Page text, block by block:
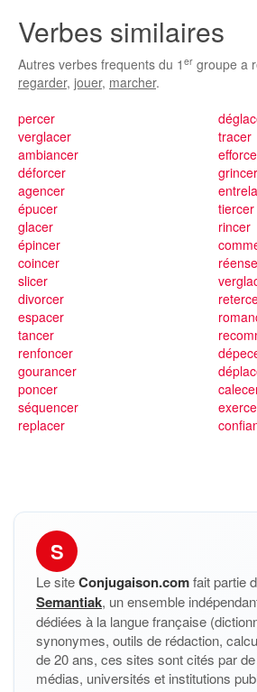
Verbes similaires
Autres verbes frequents du 1 er groupe a
regarder, jouer, marcher.
percer
verglacer
ambiancer
déforcer
agencer
épucer
glacer
épincer
coincer
tracer
grincer
tiercer
rincer
slicer
divorcer
espacer
tancer
renfoncer
gourancer
poncer
séquencer
replacer
S
Le siteConjugaison.comfait partie
Semantiak, un ensemble
dédiées à la langue française
synonymes, outils de rédaction,
de 20 ans, ces sites sont cités par
médias, universités et institutions